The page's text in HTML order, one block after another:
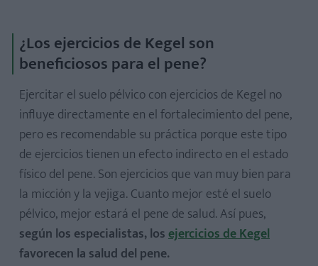
¿Los ejercicios de Kegel son
beneficiosos para el pene?
Ejercitar el suelo pélvico con ejercicios de Kegel no
influye directamente en el fortalecimiento del pene,
pero es recomendable su práctica porque este tipo
de ejercicios tienen un efecto indirecto en el estado
físico del pene. Son ejercicios que van muy bien para
la micción y la vejiga. Cuanto mejor esté el suelo
pélvico, mejor estará el pene de salud. Así pues,
según los especialistas, losejercicios de Kegel
favorecen la salud del pene.